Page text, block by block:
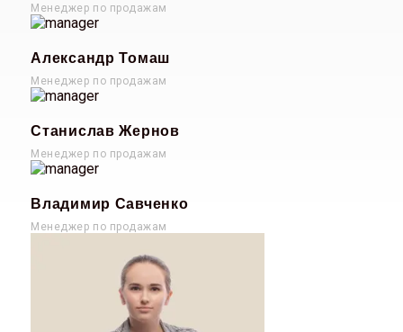
Менеджер по продажам
Александр Томаш
Менеджер по продажам
Станислав Жернов
Менеджер по продажам
Владимир Савченко
Менеджер по продажам